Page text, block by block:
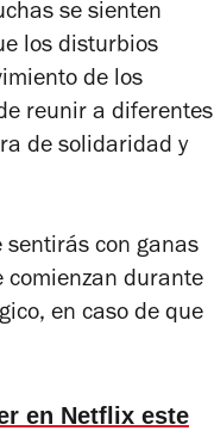
se sienten
los disturbios
de los
reunir a diferentes
de solidaridad y
sentirás con ganas
comienzan durante
en caso de que
en Netflix este